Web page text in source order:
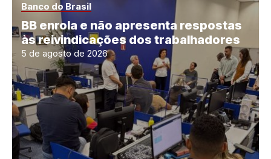
Banco do Brasil
BB enrola e não apresenta respostas
às reivindicações dos trabalhadores
5 de agosto de 2026